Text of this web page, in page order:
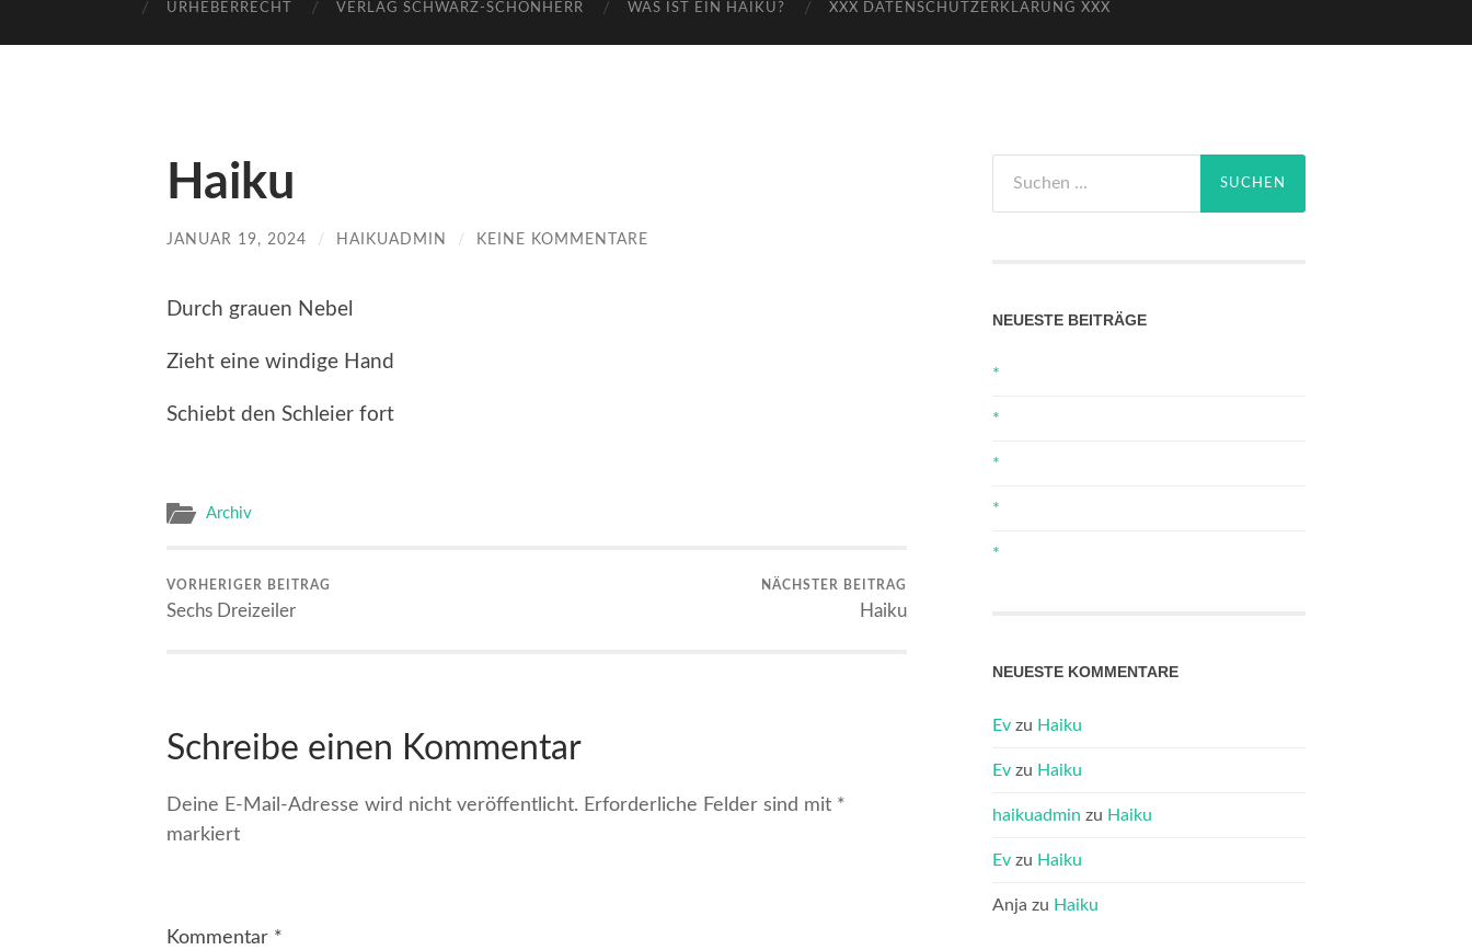
URHEBERRECHT VERLAG SCHWARZ-SCHÖNHERR WAS IST EIN HAIKU? XXX DATENSCHUTZERKLÄRUNG XXX
Haiku
JANUAR 19, 2024 / HAIKUADMIN / KEINE KOMMENTARE
Durch grauen Nebel
Zieht eine windige Hand
Schiebt den Schleier fort
Archiv
VORHERIGER BEITRAG
Sechs Dreizeiler
NÄCHSTER BEITRAG
Haiku
Schreibe einen Kommentar
Deine E-Mail-Adresse wird nicht veröffentlicht. Erforderliche Felder sind mit *
markiert
Kommentar *
nach:
NEUESTE BEITRÄGE
*
*
*
*
*
NEUESTE KOMMENTARE
Ev zu Haiku
Ev zu Haiku
haikuadmin zu Haiku
Ev zu Haiku
Anja zu Haiku